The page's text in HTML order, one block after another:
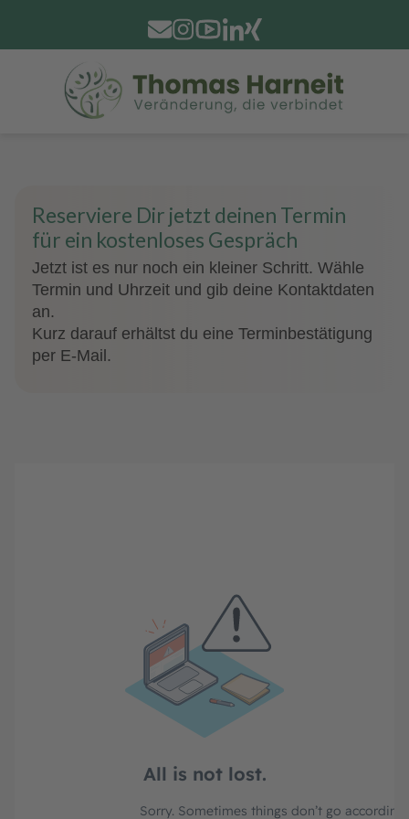
Reserviere Dir jetzt deinen Termin
für ein kostenloses Gespräch
Jetzt ist es nur noch ein kleiner Schritt. Wähle
Termin und Uhrzeit und gib deine Kontaktdaten
an.
Kurz darauf erhältst du eine Terminbestätigung
per E-Mail.